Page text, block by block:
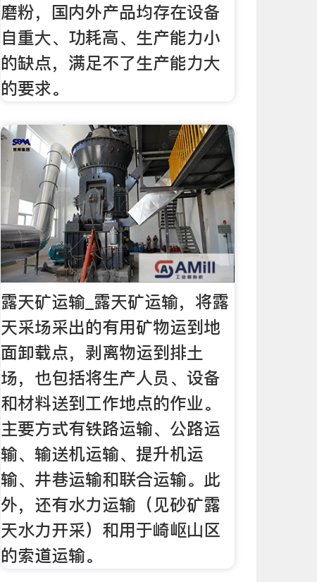
磨粉，国内外产品均存在设备
自重大、功耗高、生产能力小
的缺点，满足不了生产能力大
的要求。
露天矿运输_露天矿运输，将露
天采场采出的有用矿物运到地
面卸载点，剥离物运到排土
场，也包括将生产人员、设备
和材料送到工作地点的作业。
主要方式有铁路运输、公路运
输、输送机运输、提升机运
输、井巷运输和联合运输。此
外，还有水力运输（见砂矿露
天水力开采）和用于崎岖山区
的索道运输。